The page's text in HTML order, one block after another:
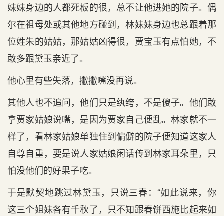
妹妹身边的人都死板的很，总不让他进她的院子。偶
尔在祖母处或其他地方碰到，林妹妹身边也总跟着那
位姓朱的姑姑，那姑姑凶得很，贾宝玉有点怕她，不
敢多跟黛玉亲近了。
他心里有些失落，撇撇嘴没再说。
其他人也不追问，他们只是纨绔，不是傻子。他们敢
拿贾家姑娘说嘴，是因为贾家自己便乱。林家就不一
样了，看林家姑娘单独住到偏僻的院子便知道这家人
自尊自重，要是说人家姑娘闲话传到林家耳朵里，只
怕没他们的好果子吃。
于是默契地跳过林黛玉，只说三春：“如此说来，你
这三个姐妹各有千秋了，只不知跟春饼西施比起来如